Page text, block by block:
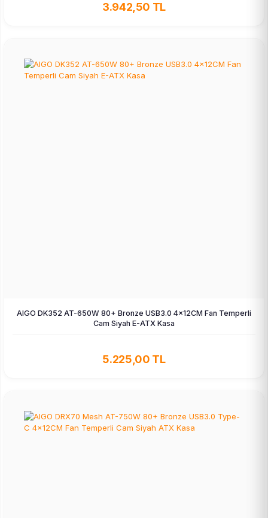
3.942,50 TL
AIGO DK352 AT-650W 80+ Bronze USB3.0 4×12CM Fan Temperli
Cam Siyah E-ATX Kasa
5.225,00 TL